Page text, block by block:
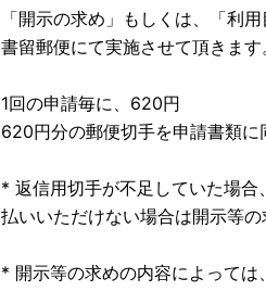
「開示の求め」もしくは、「利
書留郵便にて実施させて頂きます
1回の申請毎に、620円
620円分の郵便切手を申請書類に
* 返信用切手が不足していた場
払いいただけない場合は開示等
* 開示等の求めの内容によっては